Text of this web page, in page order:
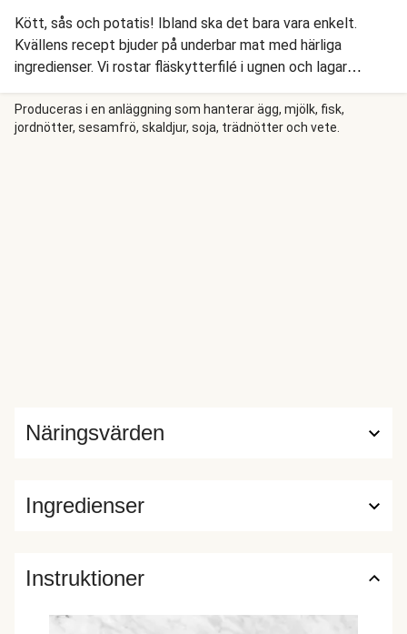
Kött, sås och potatis! Ibland ska det bara vara enkelt.
Kvällens recept bjuder på underbar mat med härliga
ingredienser. Vi rostar fläskytterfilé i ugnen och lagar
vackert grön dillpotatis som tillbehör. Vi svänger också
ihop en ljuvligt krämig senapssås med honung och vitlök att
skeda över köttet och potatisen. Krispig äppelslaw bli ett
Produceras i en anläggning som hanterar ägg, mjölk, fisk,
jordnötter, sesamfrö, skaldjur, soja, trädnötter och vete.
Ingredienser
Näringsvärden
Instruktioner